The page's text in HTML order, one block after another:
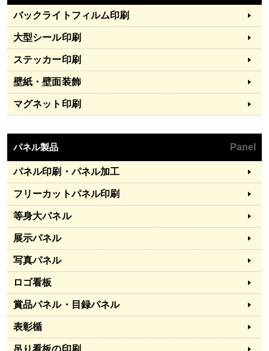
バックライトフィルム印刷
大型シール印刷
ステッカー印刷
壁紙・壁面装飾
マグネット印刷
パネル製品 Panel
パネル印刷・パネル加工
フリーカットパネル印刷
等身大パネル
展示パネル
写真パネル
ロゴ看板
賞品パネル・目録パネル
表彰楯